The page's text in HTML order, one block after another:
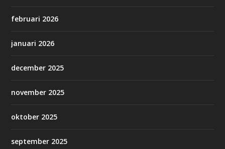
februari 2026
januari 2026
december 2025
november 2025
oktober 2025
september 2025